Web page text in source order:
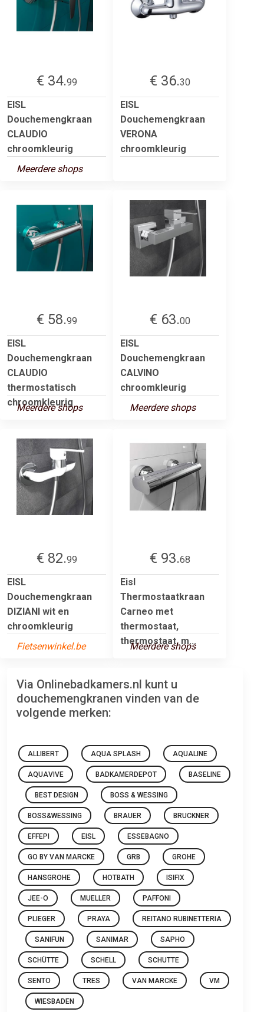
€ 34.99
EISL
Douchemengkraan
CLAUDIO
chroomkleurig
Meerdere shops
€ 36.30
EISL
Douchemengkraan
VERONA
chroomkleurig
€ 58.99
EISL
Douchemengkraan
CLAUDIO
thermostatisch
chroomkleurig
Meerdere shops
€ 63.00
EISL
Douchemengkraan
CALVINO
chroomkleurig
Meerdere shops
€ 82.99
EISL
Douchemengkraan
DIZIANI wit en
chroomkleurig
Fietsenwinkel.be
€ 93.68
Eisl
Thermostaatkraan
Carneo met
thermostaat,
thermostaat, m...
Meerdere shops
Via Onlinebadkamers.nl kunt u
douchemengkranen vinden van de
volgende merken:
ALLIBERT AQUA SPLASH AQUALINE
AQUAVIVE BADKAMERDEPOT BASELINE
BEST DESIGN BOSS & WESSING
BOSS&WESSING BRAUER BRUCKNER
EFFEPI EISL ESSEBAGNO
GO BY VAN MARCKE GRB GROHE
HANSGROHE HOTBATH ISIFIX
JEE-O MUELLER PAFFONI
PLIEGER PRAYA REITANO RUBINETTERIA
SANIFUN SANIMAR SAPHO
SCHÜTTE SCHELL SCHUTTE
SENTO TRES VAN MARCKE VM
WIESBADEN